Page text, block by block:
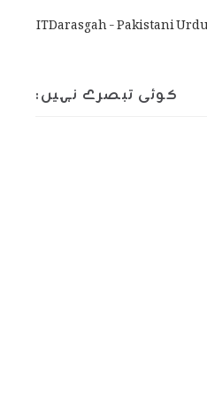
ITDarasgah - Pakistani
کوئی تبصرے نہیں: